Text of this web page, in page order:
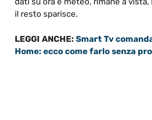
il resto sparisce.
LEGGI ANCHE: Smart Tv
Home: ecco come farlo senza